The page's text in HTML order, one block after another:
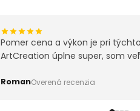
Pomer cena a výkon je pri
ArtCreation úplne super, som
RomanOverená recenzia